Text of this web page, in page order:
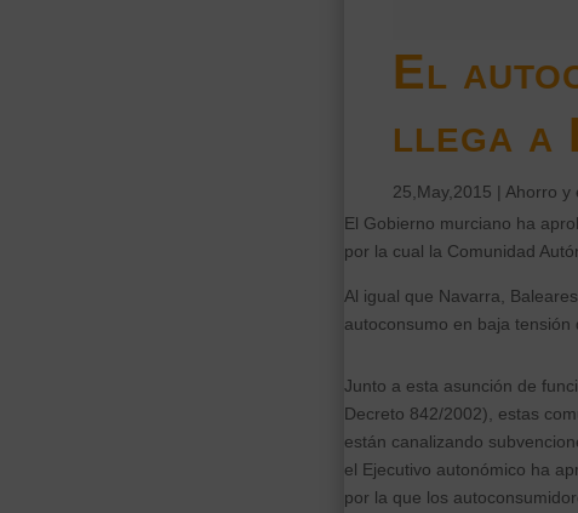
El
llega a
25,May,2015 | Ahorro y
El Gobierno murciano ha
por la cual la Comunidad
Al igual que Navarra,
autoconsumo en baja tensión
Junto a esta asunción de
Decreto 842/2002), estas
están canalizando
el Ejecutivo autonómico ha
por la que los